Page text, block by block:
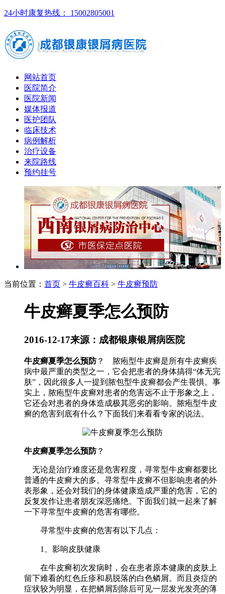
24小时康复热线： 15002805001
网站首页
医院简介
医院新闻
媒体报道
医护团队
临床技术
病例解析
治疗设备
来院路线
预约挂号
当前位置： 首页 > 牛皮癣百科 > 牛皮癣预防
牛皮癣夏季怎么预防
2016-12-17来源：成都银康银屑病医院
牛皮癣夏季怎么预防？ 脓疱型牛皮癣是所有牛皮癣疾
病中最严重的类型之一，它会把患者的身体搞得“体无完
肤”，因此很多人一提到脓包型牛皮癣都会产生畏惧。事
实上，脓疱型牛皮癣对患者的危害远不止于形象之上，
它还会对患者的身体造成极其恶劣的影响。脓疱型牛皮
癣的危害到底有什么？下面我们来看看专家的说法。
牛皮癣夏季怎么预防？
无论是治疗难度还是危害程度，寻常型牛皮癣都要比
普通的牛皮癣大的多。寻常型牛皮癣不但影响患者的外
表形象，还会对我们的身体健康造成严重的危害，它的
反复发作让患者朋友深恶痛绝。下面我们就一起来了解
一下寻常型牛皮癣的危害有哪些。
寻常型牛皮癣的危害有以下几点：
1、影响皮肤健康
在牛皮癣初次发病时，会在患者原本健康的皮肤上
留下难看的红色丘疹和易脱落的白色鳞屑。而且炎症的
症状较为明显，在把鳞屑刮除后可见一层发光发亮的薄